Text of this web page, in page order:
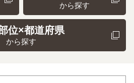
から探す
位×都道府県
から探す